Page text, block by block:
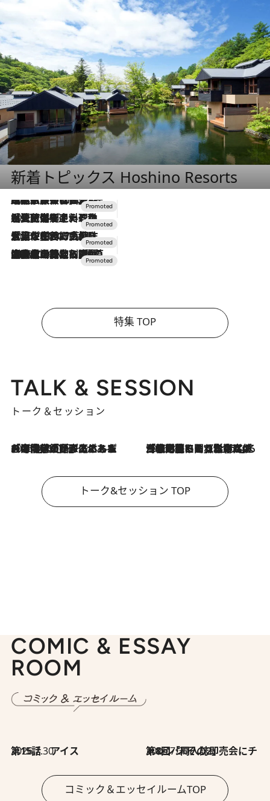
新着トピックス Hoshino Resorts
2026.7.31
【ホテル帰省】という選択肢をOMOが提案。家族とほどよい距離を保つには「昼は実家、夜は気兼ねなくホテルで！」
2026.7.24
【夏限定ディナーコース】旬を迎える稚鮎や花ズッキーニなどをイタリア・トスカーナの郷土料理の手法で満喫！
2026.7.17
「土佐和ハーブかき氷」がOMO7高知に登場！生姜、山椒、大葉など目にも舌にも涼を呼ぶ郷土の味
2026.7.10
NEW OPEN！【界 草津】名湯の地に誕生。趣の異なる2種の温泉と上州ならではの会席・蕎麦割烹など美食を味わう究極の癒やし旅
特集 TOP
TALK & SESSION
トーク＆セッション
2026.8.3
「今後値上げがあるとすれば…」「リスクがあるのは今年の冬」エネルギー専門家が語る、ホルムズ海峡封鎖が家庭にもたらす“ある心配” 2026.8.3
「住宅建てられない…」「サーチャージ料の高値が続いている」ホルムズ海峡封鎖による影響はいつまで続く？《エネルギー専門家に聞く“どうなる日本の暮らし”》
トーク&セッション TOP
COMIC & ESSAY
ROOM
2026.7.30
第15話 アイス 2026.7.30
第8回「同人誌即売会にチャレンジ その2」
コミック＆エッセイルームTOP